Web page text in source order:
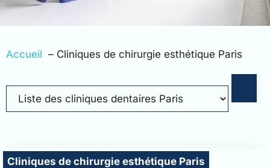
Accueil Cliniques de chirurgie esthétique Paris
Cliniques de chirurgie esthétique Paris